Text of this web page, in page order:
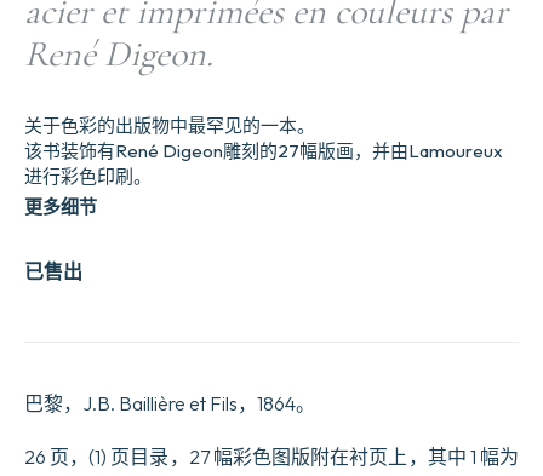
acier et imprimées en couleurs par
René Digeon.
已售出
关于色彩的出版物中最罕见的一本。
该书装饰有René Digeon雕刻的27幅版画，并由Lamoureux
进行彩色印刷。
更多细节
巴黎，J.B. Baillière et Fils，1864。
26 页，(1) 页目录，27 幅彩色图版附在衬页上，其中 1 幅为